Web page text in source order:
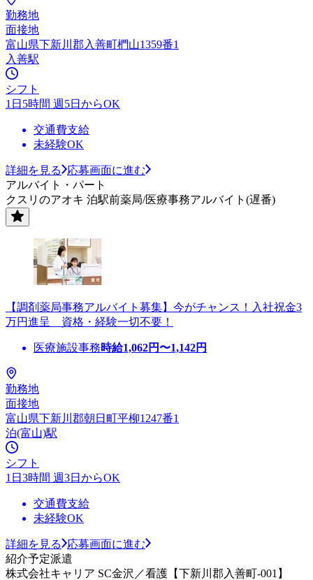
勤務地
面接地
富山県下新川郡入善町椚山1359番1
入善駅
シフト
1日5時間 週5日からOK
交通費支給
未経験OK
詳細を見る
応募画面に進む
アルバイト・パート
クスリのアオキ 泊駅前薬局/医療事務アルバイト(遅番)
【調剤薬局事務アルバイト募集】今がチャンス！入社祝金3
万円進呈 資格・経験一切不要！
医療施設事務時給1,062円〜1,142円
勤務地
面接地
富山県下新川郡朝日町平柳1247番1
泊(富山)駅
シフト
1日3時間 週3日からOK
交通費支給
未経験OK
詳細を見る
応募画面に進む
紹介予定派遣
株式会社キャリア SC金沢／看護【下新川郡入善町-001】